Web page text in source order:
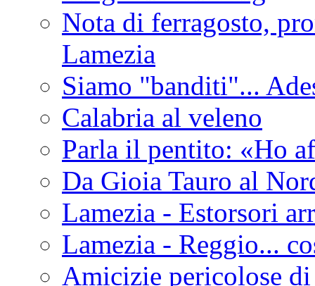
Nota di ferragosto,
Lamezia
Siamo "banditi"...
Calabria al veleno
Parla il pentito: «Ho
Da Gioia Tauro al
Lamezia - Estorsori
Lamezia - Reggio...
Amicizie pericolose